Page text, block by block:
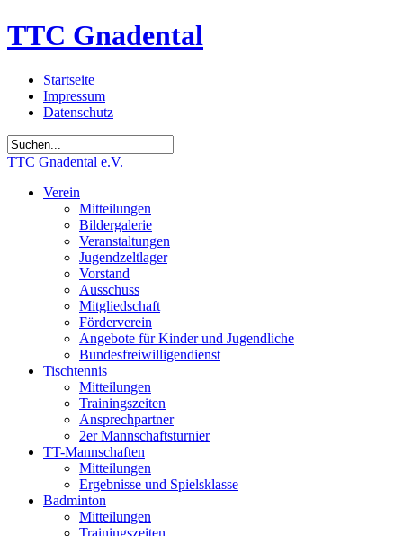
TTC Gnadental
Startseite
Impressum
Datenschutz
TTC Gnadental e.V.
Verein
Mitteilungen
Bildergalerie
Veranstaltungen
Jugendzeltlager
Vorstand
Ausschuss
Mitgliedschaft
Förderverein
Angebote für Kinder und Jugendliche
Bundesfreiwilligendienst
Tischtennis
Mitteilungen
Trainingszeiten
Ansprechpartner
2er Mannschaftsturnier
TT-Mannschaften
Mitteilungen
Ergebnisse und Spielsklasse
Badminton
Mitteilungen
Trainingszeiten